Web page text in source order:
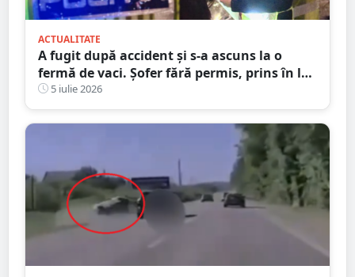
ACTUALITATE
A fugit după accident și s-a ascuns la o
fermă de vaci. Șofer fără permis, prins în la
Satu Mare
5 iulie 2026